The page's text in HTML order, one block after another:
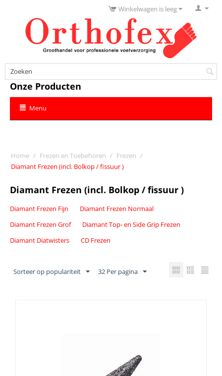
Winkelwagen is leeg
Onze Producten
Menu
Home / Frezen en Toebehoren / Frezen /
Diamant Frezen (incl. Bolkop / fissuur )
Diamant Frezen (incl. Bolkop / fissuur )
Diamant Frezen Fijn
Diamant Frezen Normaal
Diamant Frezen Grof
Diamant Top- en Side Grip Frezen
Diamant Diatwisters
CD Frezen
Sorteer op populariteit 32 Per pagina